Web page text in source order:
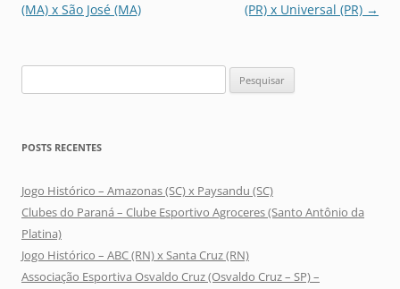
de
(MA) x São José (MA)
(PR) x Universal (PR) →
por:
POSTS RECENTES
Jogo Histórico – Amazonas (SC) x Paysandu (SC)
Clubes do Paraná – Clube Esportivo Agroceres (Santo Antônio da
Platina)
Jogo Histórico – ABC (RN) x Santa Cruz (RN)
Associação Esportiva Osvaldo Cruz (Osvaldo Cruz – SP) –